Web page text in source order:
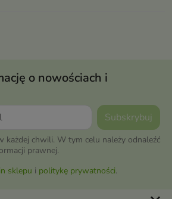
o nowościach i
każdej chwili. W tym celu należy odnaleźć
prawnej.
sklepu i politykę prywatności.